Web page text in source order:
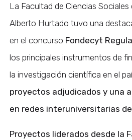
La Facultad de Ciencias Sociales
Alberto Hurtado tuvo una
en el concurso Fondecyt
los principales instrumentos de
la investigación científica en el
proyectos adjudicados y una
en redes interuniversitarias
Proyectos liderados desde la